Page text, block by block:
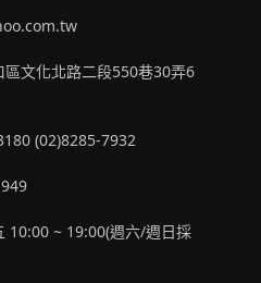
區文化北路二段550巷30弄6
(02)8285-7932
10:00 ~ 19:00(週六/週日採